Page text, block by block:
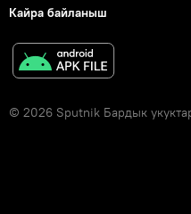
Кайра байланыш
© 2026 Sputnik Бардык